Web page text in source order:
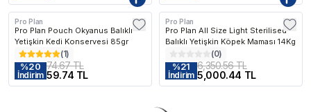
Pro Plan
Pro Plan Pouch Okyanus Balıklı
Yetişkin Kedi Konservesi 85gr
(1)
%20
İndirim
74.67 TL
59.74 TL
Kargo Bedava
Pro Plan
Pro Plan All Size Light Sterilised
Balıklı Yetişkin Köpek Maması 14Kg
(0)
%21
İndirim
6,350.56 TL
5,000.44 TL